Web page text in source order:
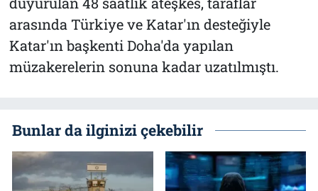
arasında Türkiye ve Katar'ın desteğiyle
Katar'ın başkenti Doha'da yapılan
müzakerelerin sonuna kadar uzatılmıştı.
Bunlar da ilginizi çekebilir